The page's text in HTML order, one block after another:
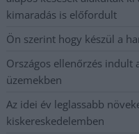
kimaradás is előfordult
Ön szerint hogy készül a
Országos ellenőrzés indult
üzemekben
Az idei év leglassabb
kiskereskedelemben